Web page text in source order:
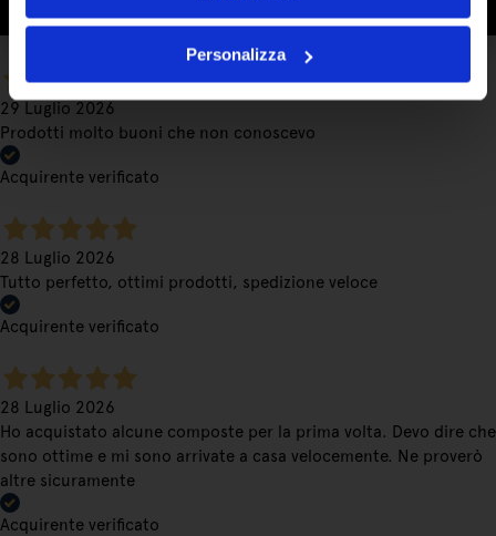
Personalizza
Acquirente verificato
29 Luglio 2026
Prodotti molto buoni che non conoscevo
Acquirente verificato
28 Luglio 2026
Tutto perfetto, ottimi prodotti, spedizione veloce
Acquirente verificato
28 Luglio 2026
Ho acquistato alcune composte per la prima volta. Devo dire che
sono ottime e mi sono arrivate a casa velocemente. Ne proverò
altre sicuramente
Acquirente verificato